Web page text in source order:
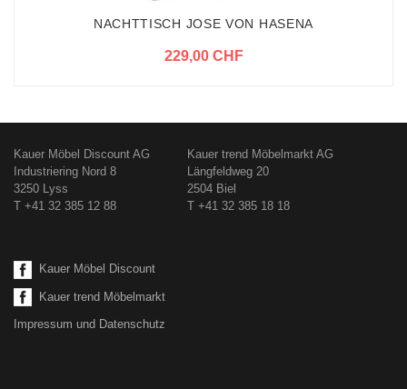
NACHTTISCH JOSE VON HASENA
229,00 CHF
Kauer Möbel Discount AG
Industriering Nord 8
3250 Lyss
T +41 32 385 12 88
Kauer trend Möbelmarkt AG
Längfeldweg 20
2504 Biel
T +41 32 385 18 18
Kauer Möbel Discount
Kauer trend Möbelmarkt
Impressum und Datenschutz